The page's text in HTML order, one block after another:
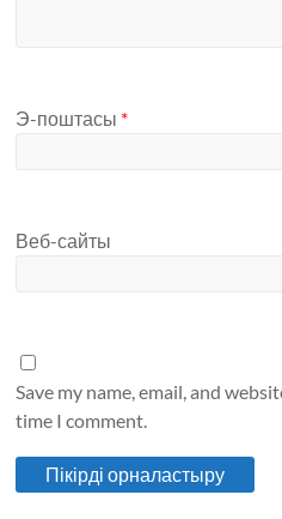
Э-поштасы *
Веб-сайты
Save my name, email, and
time I comment.